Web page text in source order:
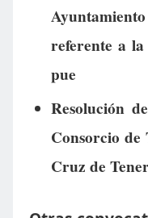
referente a
pue
Resolución
Consorcio de
Cruz de